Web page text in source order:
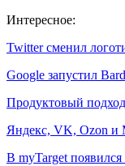
Интересное:
Twitter сменил
Google запустил
Продуктовый
Яндекс, VK, Ozon и
В myTarget